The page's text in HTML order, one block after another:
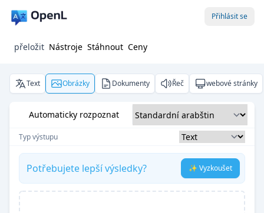
Přihlásit se
přeložit Nástroje Stáhnout Ceny
Text Obrázky Dokumenty Řeč webové stránky
Automaticky rozpoznat
Typ výstupu
Potřebujete lepší výsledky? ✨ Vyzkoušet